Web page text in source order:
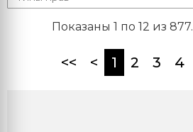
Показаны 1 по 12 из 877.
<< < 1 (current)
2 3 4